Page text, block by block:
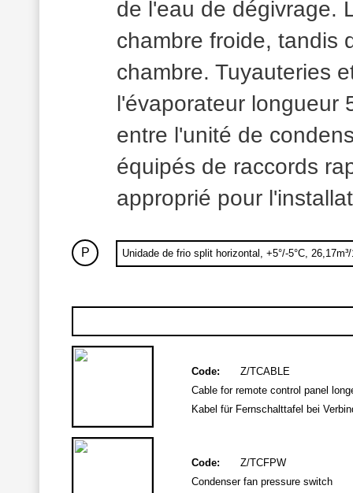
de l'eau de dégivrage.
chambre froide, tandis
chambre. Tuyauteries
l'évaporateur longueur
entre l'unité de
équipés de raccords
approprié pour
P Unidade de frio split horizontal, +5°/-5°C, 26,17m³/
Code:
Z/TCABLE
Cable for remote control panel
Kabel für Fernschalttafel bei
Code:
Z/TCFPW
Condenser fan pressure switch